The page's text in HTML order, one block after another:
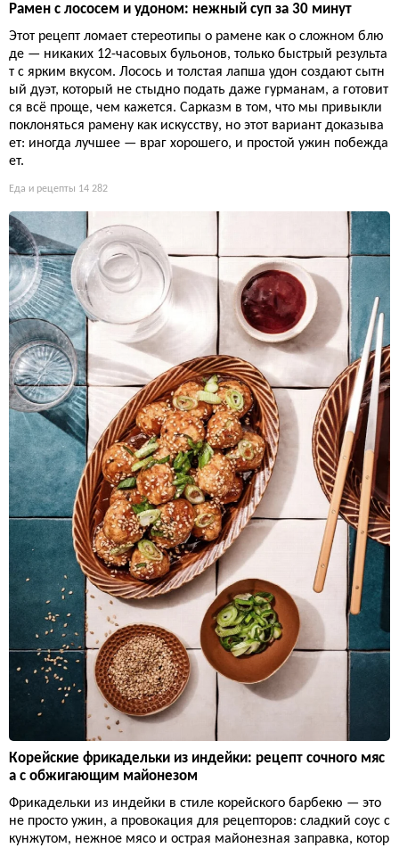
Рамен с лососем и удоном: нежный суп за 30 минут
Этот рецепт ломает стереотипы о рамене как о сложном блю
де — никаких 12-часовых бульонов, только быстрый результа
т с ярким вкусом. Лосось и толстая лапша удон создают сытн
ый дуэт, который не стыдно подать даже гурманам, а готовит
ся всё проще, чем кажется. Сарказм в том, что мы привыкли
поклоняться рамену как искусству, но этот вариант доказыва
ет: иногда лучшее — враг хорошего, и простой ужин побежда
ет.
Еда и рецепты 14 282
Корейские фрикадельки из индейки: рецепт сочного мяс
а с обжигающим майонезом
Фрикадельки из индейки в стиле корейского барбекю — это
не просто ужин, а провокация для рецепторов: сладкий соус с
кунжутом, нежное мясо и острая майонезная заправка, котор